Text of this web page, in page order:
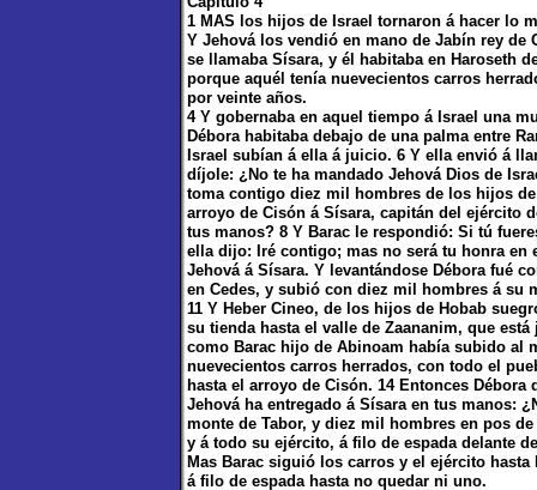
1 MAS los hijos de Israel tornaron á hacer lo
Y Jehová los vendió en mano de Jabín rey
se llamaba Sísara, y él habitaba en Haroseth
porque aquél tenía nuevecientos carros
por veinte años.
4 Y gobernaba en aquel tiempo á Israel una
Débora habitaba debajo de una palma entre
Israel subían á ella á juicio. 6 Y ella envió á
díjole: ¿No te ha mandado Jehová Dios de
toma contigo diez mil hombres de los hijos
arroyo de Cisón á Sísara, capitán del ejército
tus manos? 8 Y Barac le respondió: Si tú
ella dijo: Iré contigo; mas no será tu honra en
Jehová á Sísara. Y levantándose Débora fué
en Cedes, y subió con diez mil hombres á su
11 Y Heber Cineo, de los hijos de Hobab
su tienda hasta el valle de Zaananim, que
como Barac hijo de Abinoam había subido al
nuevecientos carros herrados, con todo el
hasta el arroyo de Cisón. 14 Entonces
Jehová ha entregado á Sísara en tus manos:
monte de Tabor, y diez mil hombres en pos
y á todo su ejército, á filo de espada delante
Mas Barac siguió los carros y el ejército
á filo de espada hasta no quedar ni uno.